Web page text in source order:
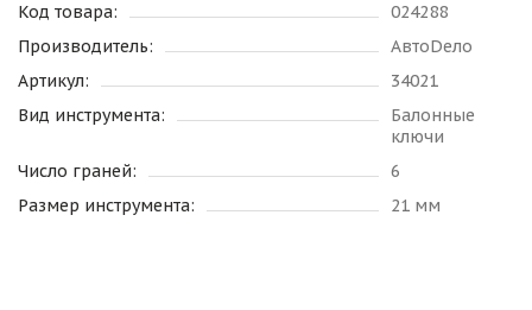
Код товара:
024288
Производитель:
АвтоDело
Артикул:
34021
Вид инструмента:
Балонные
ключи
Число граней:
6
Размер инструмента:
21 мм